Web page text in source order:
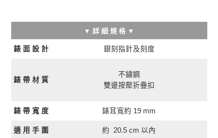
▼ 詳 細 規 格 ▼
錶 面 設 計 銀刻指針及刻度
錶 帶 材 質
不鏽鋼
雙邊按壓折疊扣
錶 帶 寬 度 錶耳寬約 19 mm
適 用 手 圍 約 20.5 cm 以內